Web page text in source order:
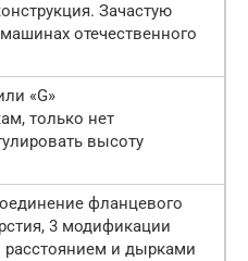
Зачастую
отечественного
«G»
только нет
высоту
фланцевого
3 модификации
и дырками